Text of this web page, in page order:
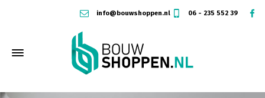
info@bouwshoppen.nl 06 - 235 552 39